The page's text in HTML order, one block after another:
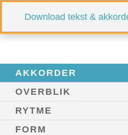
Download tekst &
AKKORDER
OVERBLIK
RYTME
FORM